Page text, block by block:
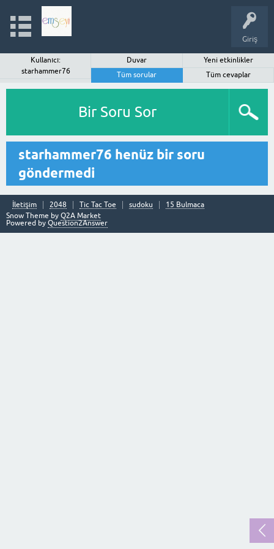
Giriş
Kullanıcı:
starhammer76
Duvar
Yeni etkinlikler
Tüm sorular
Tüm cevaplar
Bir Soru Sor
starhammer76 henüz bir soru
göndermedi
İletişim 2048 Tic Tac Toe sudoku
15 Bulmaca
Snow Theme by Q2A Market
Powered by Question2Answer